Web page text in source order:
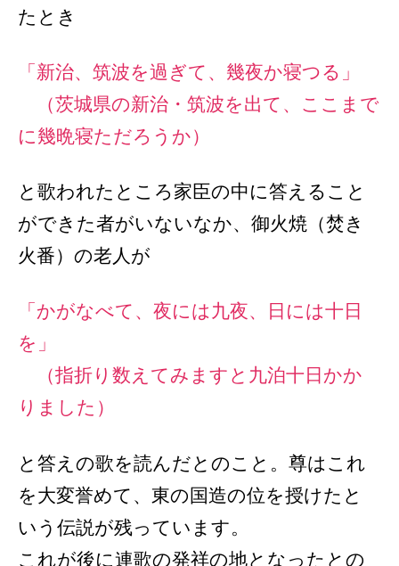
たとき
「新治、筑波を過ぎて、幾夜か寝つる」
（茨城県の新治・筑波を出て、ここまで
に幾晩寝ただろうか）
と歌われたところ家臣の中に答えること
ができた者がいないなか、御火焼（焚き
火番）の老人が
「かがなべて、夜には九夜、日には十日
を」
（指折り数えてみますと九泊十日かか
りました）
と答えの歌を読んだとのこと。尊はこれ
を大変誉めて、東の国造の位を授けたと
いう伝説が残っています。
これが後に連歌の発祥の地となったとの